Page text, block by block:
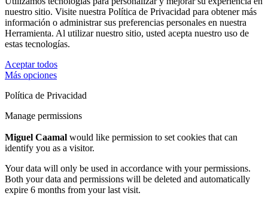
nuestro sitio. Visite nuestra Política de Privacidad para obtener más
información o administrar sus preferencias personales en nuestra
Herramienta. Al utilizar nuestro sitio, usted acepta nuestro uso de
estas tecnologías.
Aceptar todos
Más opciones
Política de Privacidad
Manage permissions
Miguel Caamal would like permission to set cookies that can
identify you as a visitor.
Your data will only be used in accordance with your permissions.
Both your data and permissions will be deleted and automatically
expire 6 months from your last visit.